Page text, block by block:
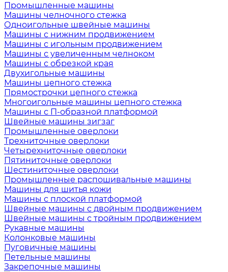
Промышленные машины
Машины челночного стежка
Одноигольные швейные машины
Машины с нижним продвижением
Машины с игольным продвижением
Машины с увеличенным челноком
Машины с обрезкой края
Двухигольные машины
Машины цепного стежка
Прямострочки цепного стежка
Многоигольные машины цепного стежка
Машины с П-образной платформой
Швейные машины зигзаг
Промышленные оверлоки
Трехниточные оверлоки
Четырехниточные оверлоки
Пятиниточные оверлоки
Шестиниточные оверлоки
Промышленные распошивальные машины
Машины для шитья кожи
Машины с плоской платформой
Швейные машины с двойным продвижением
Швейные машины с тройным продвижением
Рукавные машины
Колонковые машины
Пуговичные машины
Петельные машины
Закрепочные машины